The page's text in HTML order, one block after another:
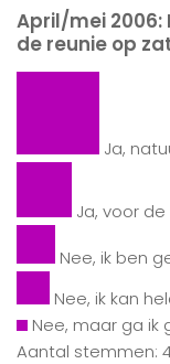
April/mei 2006:
de reunie op
Ja,
Ja, voor de
Nee, ik ben
Nee, ik kan
Nee, maar ga ik
Aantal stemmen: